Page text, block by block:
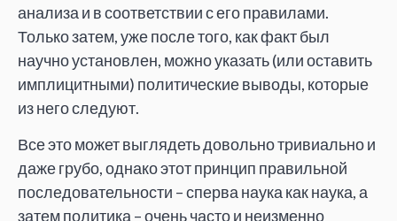
анализа и в соответствии с его правилами.
Только затем, уже после того, как факт был
научно установлен, можно указать (или оставить
имплицитными) политические выводы, которые
из него следуют.
Все это может выглядеть довольно тривиально и
даже грубо, однако этот принцип правильной
последовательности – сперва наука как наука, а
затем политика – очень часто и неизменно